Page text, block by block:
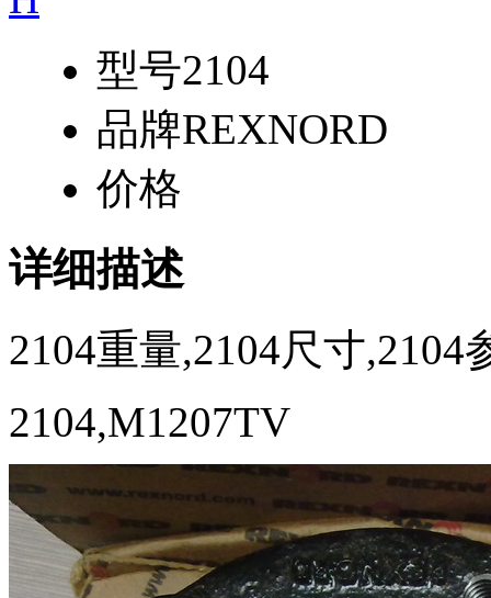
型号2104
品牌REXNORD
价格
详细描述
2104重量,2104尺寸,2104
2104,M1207TV